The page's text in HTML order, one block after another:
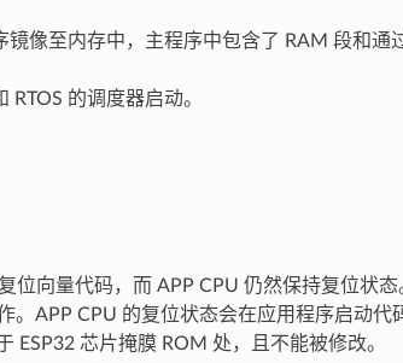
镜像至内存中，主程序中包含了 RAM 段和通
的调度器启动。
位向量代码，而 APP CPU 仍然保持复位状态
。APP CPU 的复位状态会在应用程序启动代
ESP32 芯片掩膜 ROM 处，且不能被修改。